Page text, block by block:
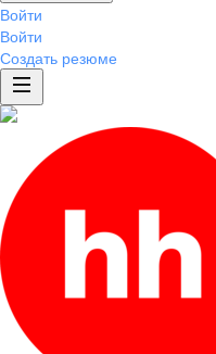
Войти
Войти
Создать резюме